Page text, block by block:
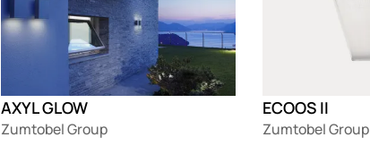
AXYL GLOW
Zumtobel Group
ECOOS II
Zumtobel Group